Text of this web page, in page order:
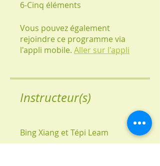
Vous pouvez également
rejoindre ce programme via
l'appli mobile. Aller sur l'appli
Instructeur(s)
Bing Xiang et Tépi Leam